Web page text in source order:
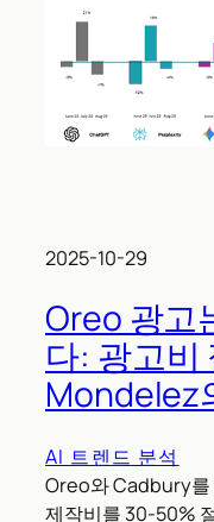
2025-10-29
Oreo 광고
다: 광고비
Mondelez
AI 트렌드 분석
Oreo와 Cadbury를
제작비를 30-50%